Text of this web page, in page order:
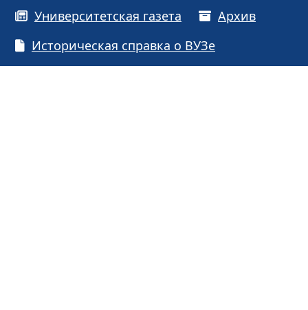
Университетская газета
Архив
Историческая справка о ВУЗе